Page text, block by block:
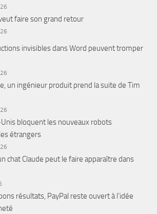
faire son grand retour
invisibles dans Word peuvent tromper
un ingénieur produit prend la suite de Tim
bloquent les nouveaux robots
étrangers
chat Claude peut le faire apparaître dans
résultats, PayPal reste ouvert à l’idée